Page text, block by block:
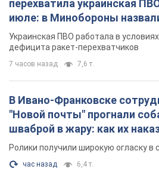
перехватила украинская
июле: в Минобороны
Украинская ПВО работала в условиях
дефицита ракет-перехватчиков
7 часов назад 7,6 т.
В Ивано-Франковске
"Новой почты" прогнали
шваброй в жару: как их
Видео
Ролики получили широкую огласку в
час назад 6,4 т.